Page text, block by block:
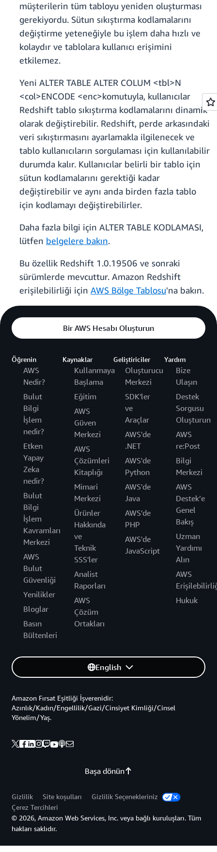
müşterilerin tüm tabloyu yeniden oluşturması
gerekiyordu. Sütun sıkıştırma kodlamalarını
değiştirme yeteneğiyle bu işlem daha hızlı ve
kolaydır ve tablolara kullanıcı erişimini
etkilemez.
Yeni ALTER TABLE ALTER COLUM <tbl>N
<col>ENCODE <enc>komutuyla, kullanıcılar
Redshift tablo sıkıştırma kodlamalarını dinamik
olarak değiştirebilir. Redshift, perde arkasındaki
veri sıkıştırmasını ayarlamakla ilgilenecek ve
tablo kullanıcıların sorgulaması için kullanılabilir
durumda kalır. Kullanıcılar belirli bir tablo için
sütun kodlamalarını gerektiği kadar
değiştirebilir ve aynı anda birden fazla tablo
için kodlamayı değiştirebilirler.
Daha fazla bilgi için ALTER TABLE KODLAMASI,
lütfen belgelere bakın.
Bu özellik Redshift 1.0.19506 ve sonraki
sürümlerde mevcuttur. Amazon Redshift
erişilebilirliği için AWS Bölge Tablosu'na bakın.
Bir AWS Hesabı Oluşturun
Öğrenin
AWS
Nedir?
Bulut
Bilgi
İşlem
nedir?
Etken
Yapay
Zeka
nedir?
Bulut
Bilgi
İşlem
Kavramları
Merkezi
AWS
Bulut
Güvenliği
Yenilikler
Bloglar
Basın
Bültenleri
Kaynaklar
Kullanmaya
Başlama
Eğitim
AWS
Güven
Merkezi
AWS
Çözümleri
Kitaplığı
Mimari
Merkezi
Ürünler
Hakkında
ve
Teknik
SSS'ler
Analist
Raporları
AWS
Çözüm
Ortakları
Geliştiriciler
Oluşturucu
Merkezi
SDK'ler
ve
Araçlar
AWS'de
.NET
AWS'de
Python
AWS'de
Java
AWS'de
PHP
AWS'de
JavaScript
Yardım
Bize
Ulaşın
Destek
Sorgusu
Oluşturun
AWS
re:Post
Bilgi
Merkezi
AWS
Destek’e
Genel
Bakış
Uzman
Yardımı
Alın
AWS
Hukuk
English
Başa dönün
Amazon Fırsat Eşitliği İşverenidir:
Azınlık/Kadın/Engellilik/Gazi/Cinsiyet Kimliği/Cinsel
Yönelim/Yaş.
Gizlilik Site koşulları
Gizlilik Seçenekleriniz
Çerez Tercihleri
© 2026, Amazon Web Services, Inc. veya bağlı kuruluşları. Tüm
hakları saklıdır.